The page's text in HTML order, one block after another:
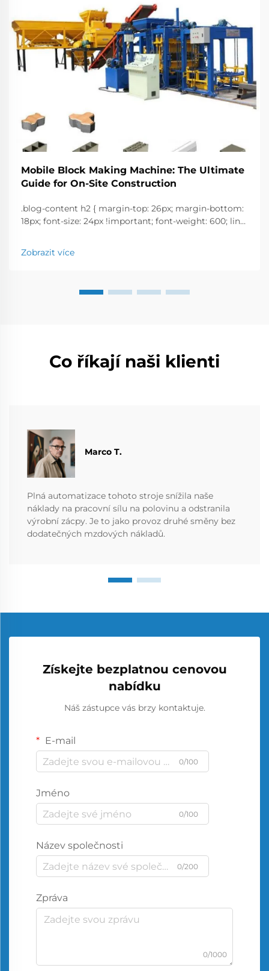
Mobile Block Making Machine: The Ultimate
Guide for On-Site Construction
.blog-content h2 { margin-top: 26px; margin-bottom:
18px; font-size: 24px !important; font-weight: 600; line-
margin-bottom: 18px; font-size: 20px !important; font-
Zobrazit více
Co říkají naši klienti
Marco T.
Plná automatizace tohoto stroje snížila naše
náklady na pracovní sílu na polovinu a odstranila
výrobní zácpy. Je to jako provoz druhé směny bez
dodatečných mzdových nákladů.
Získejte bezplatnou cenovou
nabídku
Náš zástupce vás brzy kontaktuje.
E-mail
0/100
Jméno
0/100
Název společnosti
0/200
Zpráva
0/1000